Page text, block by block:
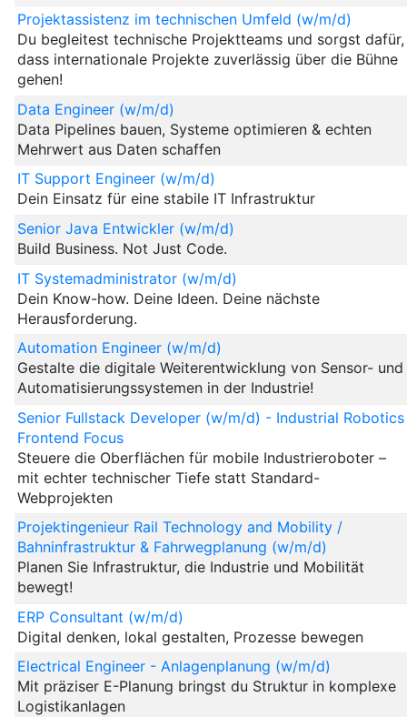
Projektassistenz im technischen Umfeld (w/m/d)
Du begleitest technische Projektteams und sorgst dafür,
dass internationale Projekte zuverlässig über die Bühne
gehen!
Data Engineer (w/m/d)
Data Pipelines bauen, Systeme optimieren & echten
Mehrwert aus Daten schaffen
IT Support Engineer (w/m/d)
Dein Einsatz für eine stabile IT Infrastruktur
Senior Java Entwickler (w/m/d)
Build Business. Not Just Code.
IT Systemadministrator (w/m/d)
Dein Know-how. Deine Ideen. Deine nächste
Herausforderung.
Automation Engineer (w/m/d)
Gestalte die digitale Weiterentwicklung von Sensor- und
Automatisierungssystemen in der Industrie!
Senior Fullstack Developer (w/m/d) - Industrial Robotics
Frontend Focus
Steuere die Oberflächen für mobile Industrieroboter –
mit echter technischer Tiefe statt Standard-
Webprojekten
Projektingenieur Rail Technology and Mobility /
Bahninfrastruktur & Fahrwegplanung (w/m/d)
Planen Sie Infrastruktur, die Industrie und Mobilität
bewegt!
ERP Consultant (w/m/d)
Digital denken, lokal gestalten, Prozesse bewegen
Electrical Engineer - Anlagenplanung (w/m/d)
Mit präziser E-Planung bringst du Struktur in komplexe
Logistikanlagen